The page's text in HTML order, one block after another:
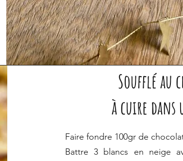
Soufflé au
à cuire dans
Faire fondre 100gr de
Battre 3 blancs en neige